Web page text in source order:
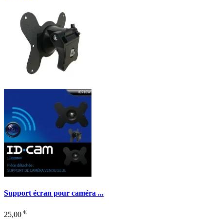
Support écran pour caméra ...
25,00 €